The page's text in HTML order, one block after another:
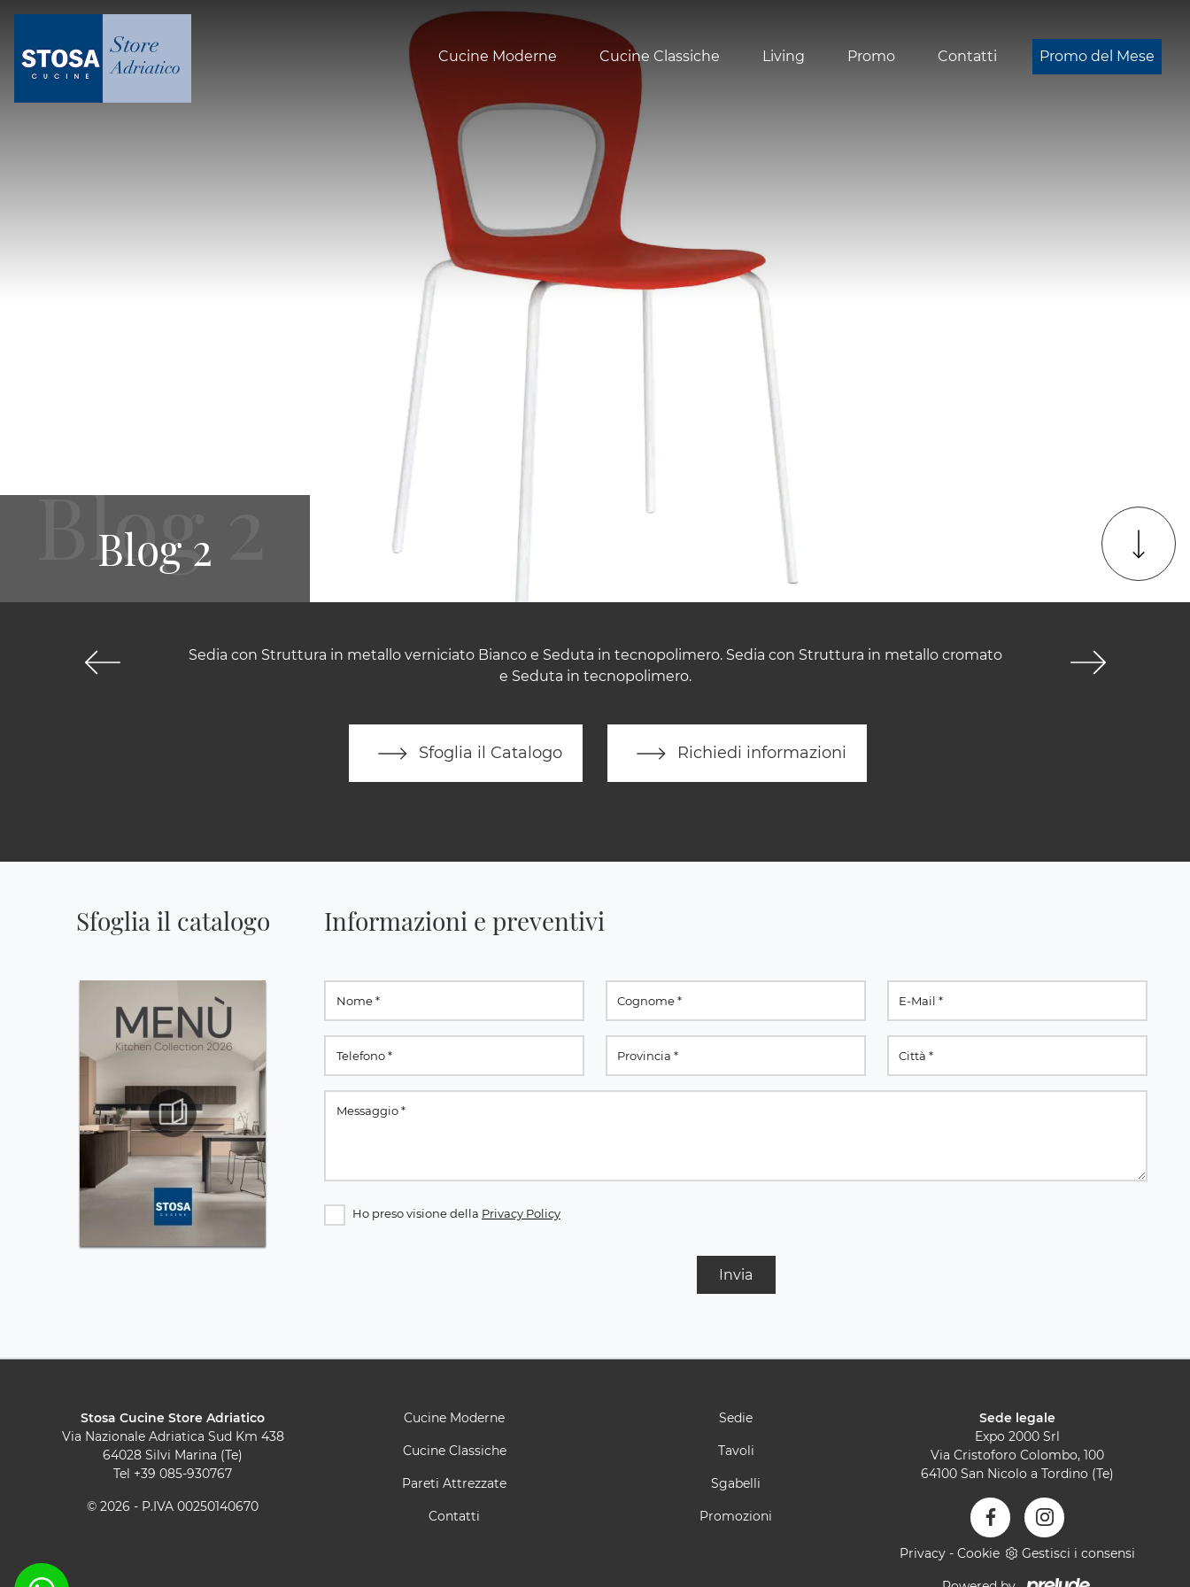
Cucine Moderne Cucine Classiche Living Promo Contatti Promo del Mese
Sedia con Struttura in metallo verniciato Bianco e Seduta in tecnopolimero. Sedia con Struttura in metallo cromato
e Seduta in tecnopolimero.
Sfoglia il Catalogo Richiedi informazioni
Blog 2
Sfoglia il catalogo Informazioni e preventivi
Ho preso visione della Privacy Policy
Invia
Stosa Cucine Store Adriatico
Via Nazionale Adriatica Sud Km 438
64028 Silvi Marina (Te)
Tel +39 085-930767
© 2026 - P.IVA 00250140670
Cucine Moderne
Cucine Classiche
Pareti Attrezzate
Contatti
Sedie
Tavoli
Sgabelli
Promozioni
Sede legale
Expo 2000 Srl
Via Cristoforo Colombo, 100
64100 San Nicolo a Tordino (Te)
Privacy - Cookie Gestisci i consensi